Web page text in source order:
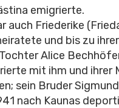
emigrierte.
auch Friederike
und bis zu
Alice
mit ihm und ihrer
sein Bruder
nach Kaunas